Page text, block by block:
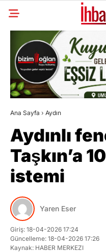
Ana Sayfa › Aydın
Aydınlı
Taşkın’a
istemi
Yaren Eser
Giriş: 18-04-2026 17:24
Güncelleme: 18-04-2026 17:26
Kaynak: HABER MERKEZI